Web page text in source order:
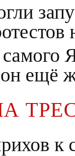
ещё
к